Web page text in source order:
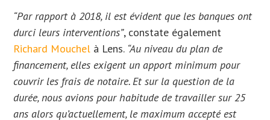
“Par rapport à 2018, il est évident que les banques ont
durci leurs interventions”, constate également
Richard Mouchel à Lens. “Au niveau du plan de
financement, elles exigent un apport minimum pour
couvrir les frais de notaire. Et sur la question de la
durée, nous avions pour habitude de travailler sur 25
ans alors qu’actuellement, le maximum accepté est